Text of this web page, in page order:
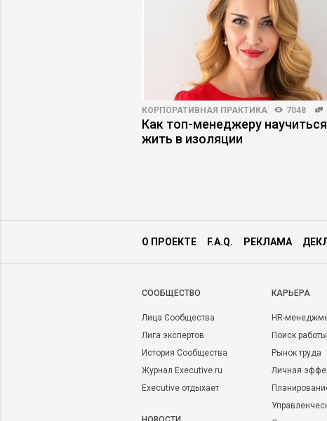
КОРПОРАТИВНАЯ ПРАКТИКА 7048
Как топ-менеджеру научиться
жить в изоляции
О ПРОЕКТЕ F.A.Q. РЕКЛАМА
CООБЩЕСТВО
Лица Сообщества
Лига экспертов
История Сообщества
Журнал Executive.ru
Executive отдыхает
КАРЬЕРА
HR-
Поиск работы
Рынок труда
Личная